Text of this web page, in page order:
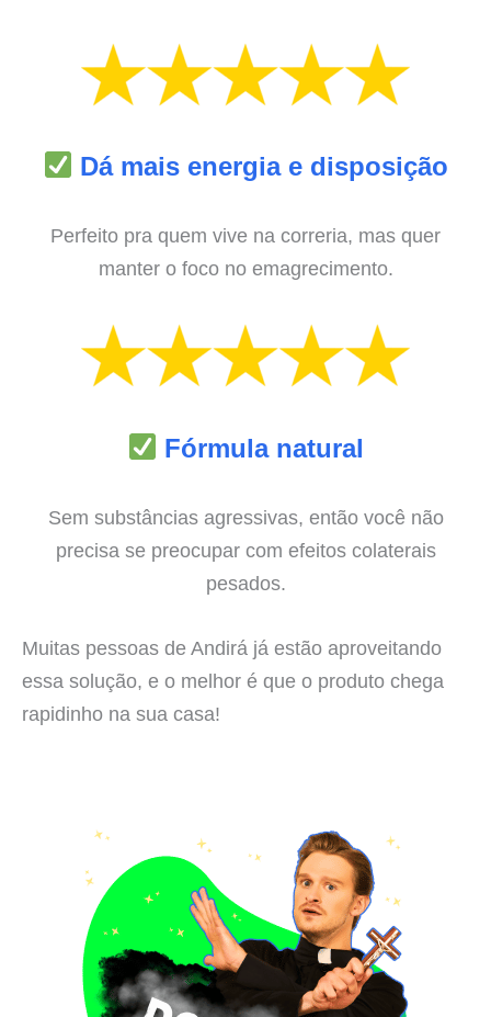
Dá mais energia e disposição
Perfeito pra quem vive na correria, mas quer
manter o foco no emagrecimento.
Fórmula natural
Sem substâncias agressivas, então você não
precisa se preocupar com efeitos colaterais
pesados.
Muitas pessoas de Andirá já estão aproveitando
essa solução, e o melhor é que o produto chega
rapidinho na sua casa!